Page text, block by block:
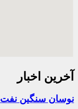
آخرین اخبار
نوسان سنگین نفت میان بیم و